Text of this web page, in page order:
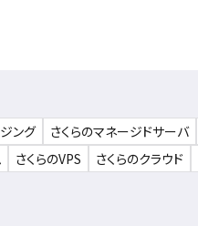
ング さくらのマネージドサーバ
さくらのVPS さくらのクラウド